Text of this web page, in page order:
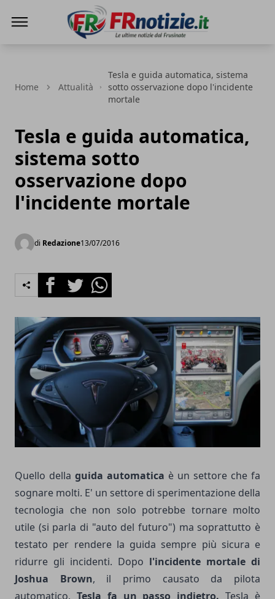
Home Attualità
Tesla e guida automatica, sistema
sotto osservazione dopo l'incidente
mortale
Tesla e guida automatica,
sistema sotto
osservazione dopo
l'incidente mortale
di Redazione13/07/2016
FacebookTwitterWhatsapp
Quello della guida automatica è un settore che fa
sognare molti. E' un settore di sperimentazione della
tecnologia che non solo potrebbe tornare molto
utile (si parla di "auto del futuro") ma soprattutto è
testato per rendere la guida sempre più sicura e
ridurre gli incidenti. Dopo l'incidente mortale di
Joshua Brown, il primo causato da pilota
automatico, Tesla fa un passo indietro. Tesla è